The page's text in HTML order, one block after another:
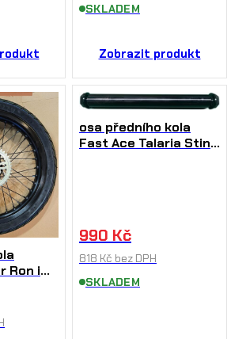
SKLADEM
Zobrazit produkt
Ron i
osa předního kola
Fast Ace Talaria Sting
990 Kč
818 Kč bez DPH
SKLADEM